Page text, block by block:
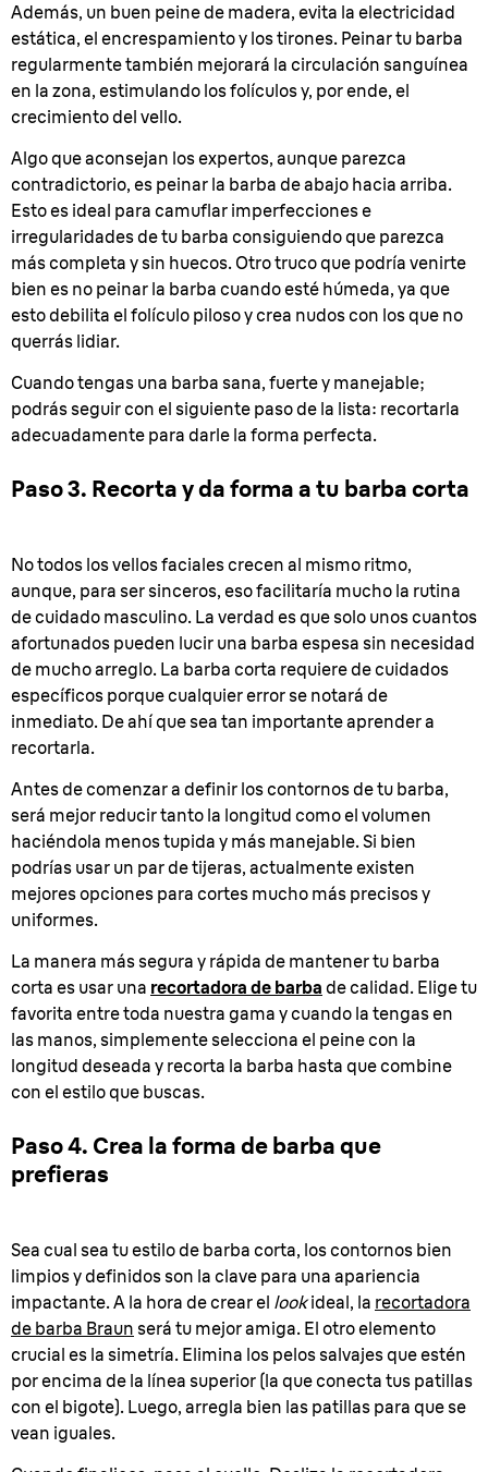
Además, un buen peine de madera, evita la electricidad
estática, el encrespamiento y los tirones. Peinar tu barba
regularmente también mejorará la circulación sanguínea
en la zona, estimulando los folículos y, por ende, el
crecimiento del vello.
Algo que aconsejan los expertos, aunque parezca
contradictorio, es peinar la barba de abajo hacia arriba.
Esto es ideal para camuflar imperfecciones e
irregularidades de tu barba consiguiendo que parezca
más completa y sin huecos. Otro truco que podría venirte
bien es no peinar la barba cuando esté húmeda, ya que
esto debilita el folículo piloso y crea nudos con los que no
querrás lidiar.
Cuando tengas una barba sana, fuerte y manejable;
podrás seguir con el siguiente paso de la lista: recortarla
adecuadamente para darle la forma perfecta.
Paso 3. Recorta y da forma a tu barba corta
No todos los vellos faciales crecen al mismo ritmo,
aunque, para ser sinceros, eso facilitaría mucho la rutina
de cuidado masculino. La verdad es que solo unos cuantos
afortunados pueden lucir una barba espesa sin necesidad
de mucho arreglo. La barba corta requiere de cuidados
específicos porque cualquier error se notará de
inmediato. De ahí que sea tan importante aprender a
recortarla.
Antes de comenzar a definir los contornos de tu barba,
será mejor reducir tanto la longitud como el volumen
haciéndola menos tupida y más manejable. Si bien
podrías usar un par de tijeras, actualmente existen
mejores opciones para cortes mucho más precisos y
uniformes.
La manera más segura y rápida de mantener tu barba
corta es usar una recortadora de barba de calidad. Elige tu
favorita entre toda nuestra gama y cuando la tengas en
las manos, simplemente selecciona el peine con la
longitud deseada y recorta la barba hasta que combine
con el estilo que buscas.
Paso 4. Crea la forma de barba que
prefieras
Sea cual sea tu estilo de barba corta, los contornos bien
limpios y definidos son la clave para una apariencia
impactante. A la hora de crear el lookideal, la recortadora
de barba Braun será tu mejor amiga. El otro elemento
crucial es la simetría. Elimina los pelos salvajes que estén
por encima de la línea superior (la que conecta tus patillas
con el bigote). Luego, arregla bien las patillas para que se
vean iguales.